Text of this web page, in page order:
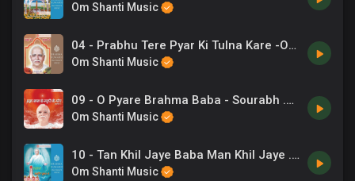
Om Shanti Music
04 - Prabhu Tere Pyar Ki Tulna Kare -Om Vyas .mp3
Om Shanti Music
09 - O Pyare Brahma Baba - Sourabh .mp3
Om Shanti Music
10 - Tan Khil Jaye Baba Man Khil Jaye .mp3
Om Shanti Music